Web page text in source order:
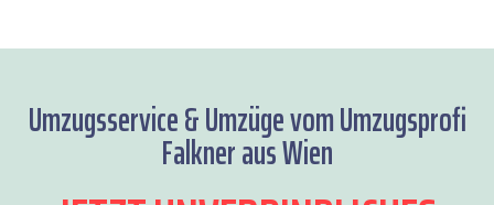
Umzugsservice & Umzüge vom Umzugsprofi
Falkner aus Wien